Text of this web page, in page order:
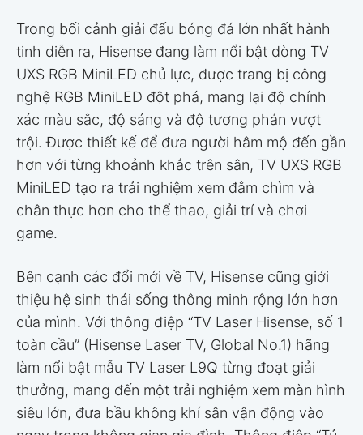
Trong bối cảnh giải đấu bóng đá lớn nhất hành
tinh diễn ra, Hisense đang làm nổi bật dòng TV
UXS RGB MiniLED chủ lực, được trang bị công
nghệ RGB MiniLED đột phá, mang lại độ chính
xác màu sắc, độ sáng và độ tương phản vượt
trội. Được thiết kế để đưa người hâm mộ đến gần
hơn với từng khoảnh khắc trên sân, TV UXS RGB
MiniLED tạo ra trải nghiệm xem đắm chìm và
chân thực hơn cho thể thao, giải trí và chơi
game.
Bên cạnh các đổi mới về TV, Hisense cũng giới
thiệu hệ sinh thái sống thông minh rộng lớn hơn
của mình. Với thông điệp “TV Laser Hisense, số 1
toàn cầu” (Hisense Laser TV, Global No.1) hãng
làm nổi bật mẫu TV Laser L9Q từng đoạt giải
thưởng, mang đến một trải nghiệm xem màn hình
siêu lớn, đưa bầu không khí sân vận động vào